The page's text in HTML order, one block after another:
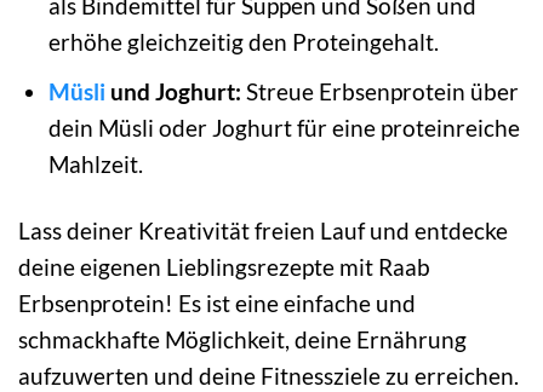
erhöhe gleichzeitig den Proteingehalt.
Müsli und Joghurt: Streue Erbsenprotein über
dein Müsli oder Joghurt für eine proteinreiche
Mahlzeit.
Lass deiner Kreativität freien Lauf und entdecke
deine eigenen Lieblingsrezepte mit Raab
Erbsenprotein! Es ist eine einfache und
schmackhafte Möglichkeit, deine Ernährung
aufzuwerten und deine Fitnessziele zu erreichen.